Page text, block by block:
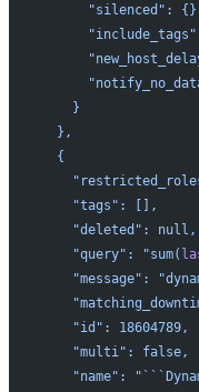
"silenced":
    }
  },
  {
    "tags": [],
    "deleted": null,
    "query": "sum(
"message":
    "id": 18604789,
    "multi": false,
"name":